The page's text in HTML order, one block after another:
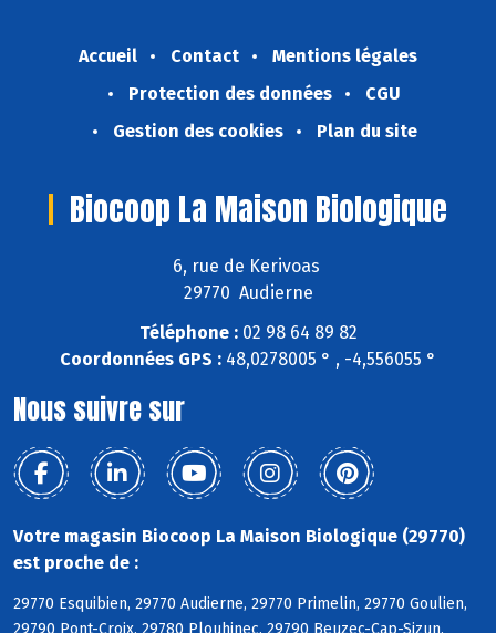
Accueil Contact
Mentions légales
Protection des données
CGU
Gestion des cookies
Plan du site
Biocoop La Maison Biologique
6, rue de Kerivoas
29770 Audierne
Téléphone :02 98 64 89 82
Coordonnées GPS : 48,0278005 ° , -4,556055 °
Nous suivre sur
Votre magasin Biocoop La Maison Biologique (29770)
est proche de :
29770 Esquibien, 29770 Audierne, 29770 Primelin, 29770 Goulien,